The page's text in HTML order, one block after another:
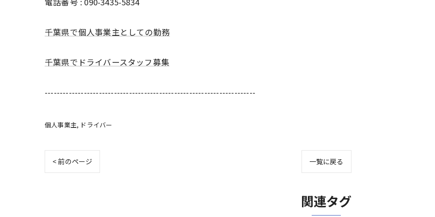
千葉県で個人事業主としての勤務
千葉県でドライバースタッフ募集
----------------------------------------------------------------------
個人事業主 ドライバー
< 前のページ 一覧に戻る
関連タグ